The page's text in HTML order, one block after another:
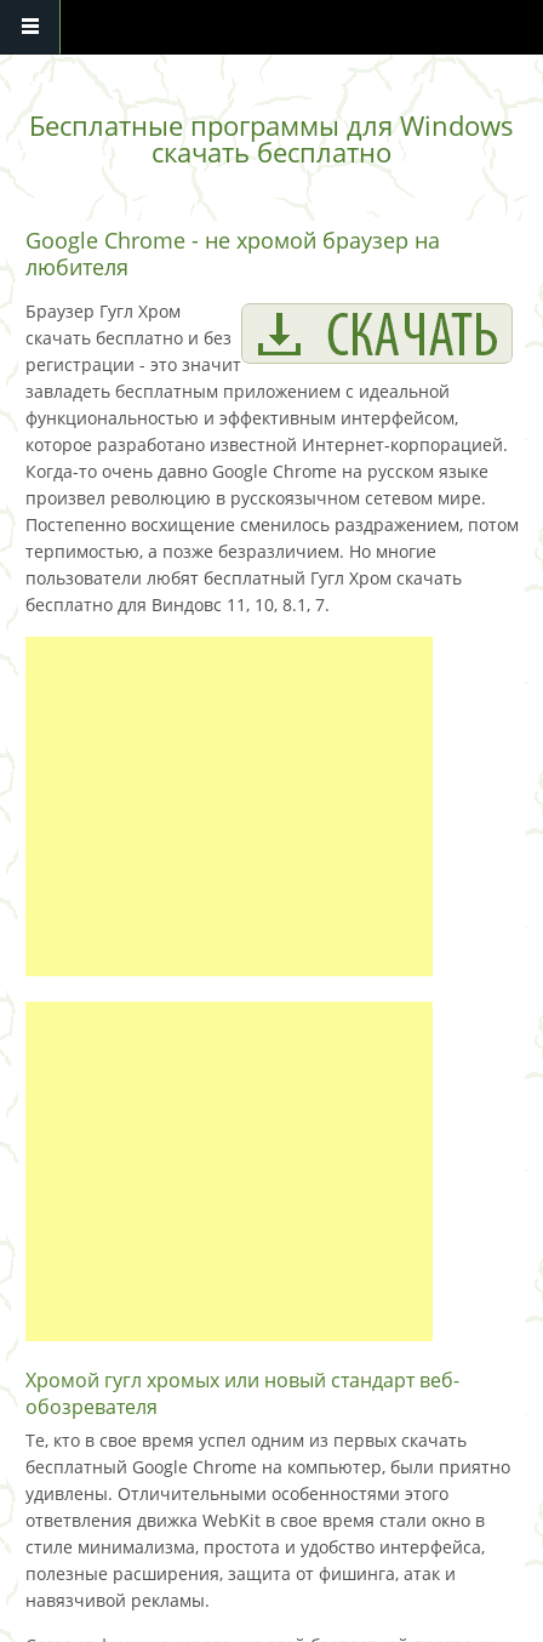
Перейти к основному содержанию
Бесплатные программы для Windows
скачать бесплатно
Google Chrome - не хромой браузер на
любителя
Браузер Гугл Хром
скачать бесплатно и без
регистрации - это значит
завладеть бесплатным приложением с идеальной
функциональностью и эффективным интерфейсом,
которое разработано известной Интернет-корпорацией.
Когда-то очень давно Google Chrome на русском языке
произвел революцию в русскоязычном сетевом мире.
Постепенно восхищение сменилось раздражением, потом
терпимостью, а позже безразличием. Но многие
пользователи любят бесплатный Гугл Хром скачать
бесплатно для Виндовс 11, 10, 8.1, 7.
Хромой гугл хромых или новый стандарт веб-
обозревателя
Те, кто в свое время успел одним из первых скачать
бесплатный Google Chrome на компьютер, были приятно
удивлены. Отличительными особенностями этого
ответвления движка WebKit в свое время стали окно в
стиле минимализма, простота и удобство интерфейса,
полезные расширения, защита от фишинга, атак и
навязчивой рекламы.